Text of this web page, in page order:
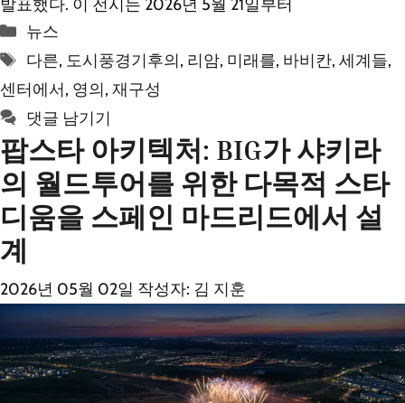
발표했다. 이 전시는 2026년 5월 21일부터
카
테
리
뉴스
태
그
다른, 도시풍경기후의, 리암, 미래를, 바비칸, 세계들,
센터에서, 영의, 재구성
댓글 남기기
팝스타 아키텍처: BIG가 샤키라
의 월드투어를 위한 다목적 스타
디움을 스페인 마드리드에서 설
계
2026년 05월 02일 작성자: 김 지훈